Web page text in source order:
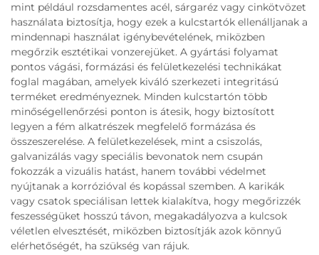
mint például rozsdamentes acél, sárgaréz vagy cinkötvözet
használata biztosítja, hogy ezek a kulcstartók ellenálljanak a
mindennapi használat igénybevételének, miközben
megőrzik esztétikai vonzerejüket. A gyártási folyamat
pontos vágási, formázási és felületkezelési technikákat
foglal magában, amelyek kiváló szerkezeti integritású
terméket eredményeznek. Minden kulcstartón több
minőségellenőrzési ponton is átesik, hogy biztosított
legyen a fém alkatrészek megfelelő formázása és
összeszerelése. A felületkezelések, mint a csiszolás,
galvanizálás vagy speciális bevonatok nem csupán
fokozzák a vizuális hatást, hanem további védelmet
nyújtanak a korrózióval és kopással szemben. A karikák
vagy csatok speciálisan lettek kialakítva, hogy megőrizzék
feszességüket hosszú távon, megakadályozva a kulcsok
véletlen elvesztését, miközben biztosítják azok könnyű
elérhetőségét, ha szükség van rájuk.